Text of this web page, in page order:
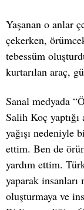
Yaşanan o anlar
çekerken,
tebessüm
kurtarılan araç,
Sanal medyada
Salih Koç
yağışı nedeniyle
ettim. Ben de
yardım ettim.
yaparak
oluşturmaya ve